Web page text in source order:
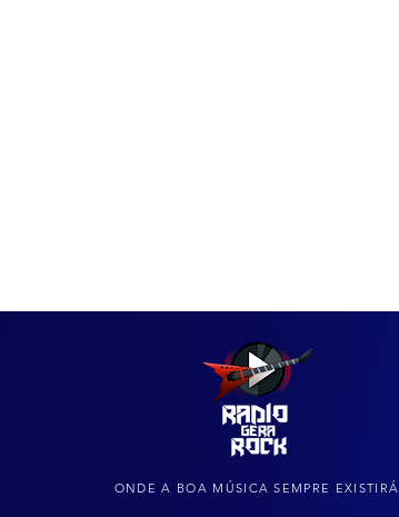
ONDE A BOA MÚSICA SEMPRE EXISTIRÁ